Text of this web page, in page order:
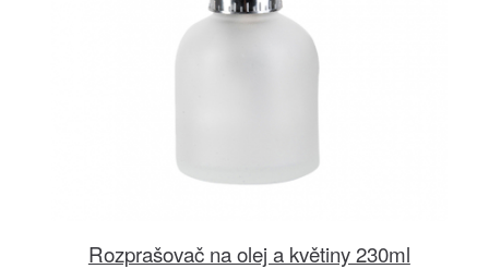
Rozprašovač na olej a květiny 230ml